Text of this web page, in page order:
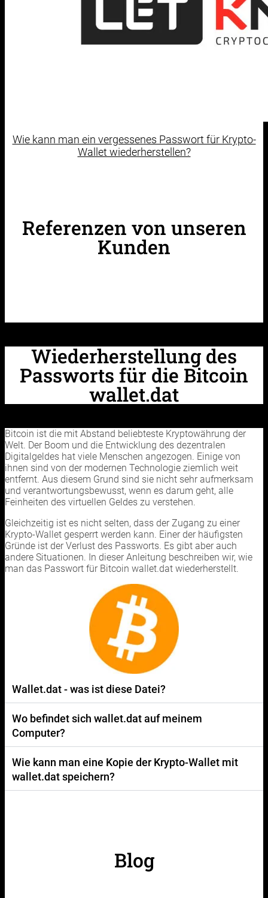
Wie kann man ein vergessenes Passwort für Krypto-
Wallet wiederherstellen?
Referenzen von unseren
Kunden
Wiederherstellung des
Passworts für die Bitcoin
wallet.dat
Bitcoin ist die mit Abstand beliebteste Kryptowährung der
Welt. Der Boom und die Entwicklung des dezentralen
Digitalgeldes hat viele Menschen angezogen. Einige von
ihnen sind von der modernen Technologie ziemlich weit
entfernt. Aus diesem Grund sind sie nicht sehr aufmerksam
und verantwortungsbewusst, wenn es darum geht, alle
Feinheiten des virtuellen Geldes zu verstehen.
Gleichzeitig ist es nicht selten, dass der Zugang zu einer
Krypto-Wallet gesperrt werden kann. Einer der häufigsten
Gründe ist der Verlust des Passworts. Es gibt aber auch
andere Situationen. In dieser Anleitung beschreiben wir, wie
man das Passwort für Bitcoin wallet.dat wiederherstellt.
Wallet.dat - was ist diese Datei?
Wo befindet sich wallet.dat auf meinem
Computer?
Wie kann man eine Kopie der Krypto-Wallet mit
wallet.dat speichern?
Blog